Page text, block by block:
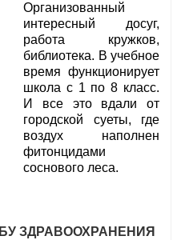
Организованный
интересный досуг,
работа кружков,
библиотека. В учебное
время функционирует
школа с 1 по 8 класс.
И все это вдали от
городской суеты, где
воздух наполнен
фитонцидами
соснового леса.
БУ ЗДРАВООХРАНЕНИЯ